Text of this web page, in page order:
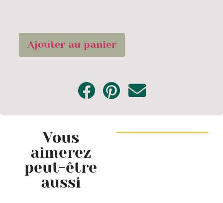
Ajouter au panier
Vous
aimerez
peut-être
aussi